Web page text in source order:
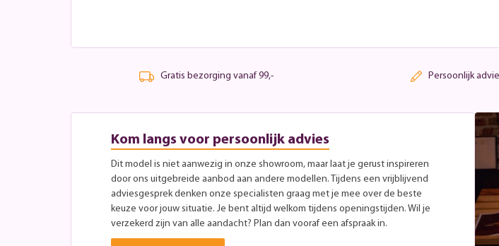
Gratis bezorging vanaf 99,- Persoonlijk
Kom langs voor persoonlijk advies
Dit model is niet aanwezig in onze showroom, maar laat je gerust inspireren
door ons uitgebreide aanbod aan andere modellen. Tijdens een vrijblijvend
adviesgesprek denken onze specialisten graag met je mee over de beste
keuze voor jouw situatie. Je bent altijd welkom tijdens openingstijden. Wil je
verzekerd zijn van alle aandacht? Plan dan vooraf een afspraak in.